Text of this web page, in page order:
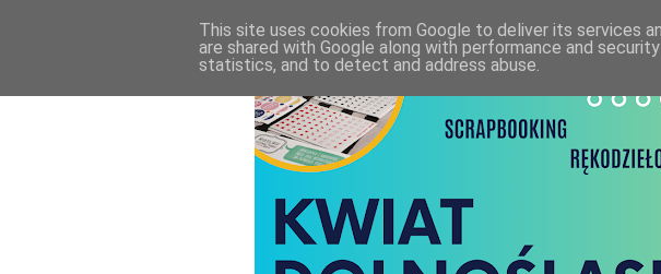
This site uses cookies from Google to deliver its services
are shared with Google along with performance and
statistics, and to detect and address abuse.